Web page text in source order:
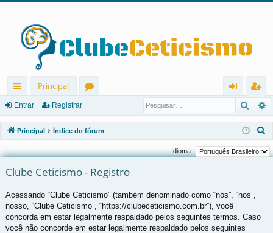
in
ks
rá
os
Principal
u
ns
ra
r
eg
ist
ra
Entrar Registrar
Principal Índice do fórum
s
Idioma:
Clube Ceticismo - Registro
Acessando “Clube Ceticismo” (também denominado como “nós”, “nos”,
nosso, “Clube Ceticismo”, “https://clubeceticismo.com.br”), você
concorda em estar legalmente respaldado pelos seguintes termos. Caso
você não concorde em estar legalmente respaldado pelos seguintes